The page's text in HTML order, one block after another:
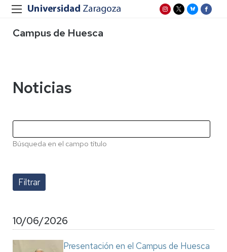
Campus de Huesca
Noticias
Búsqueda en el campo título
10/06/2026
Presentación en el Campus de Huesca